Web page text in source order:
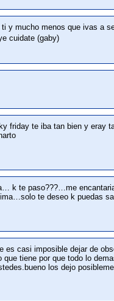
y mucho menos que ivas a
cuidate (gaby)
friday te iba tan bien y eray
k te paso???…me
te deseo k puedas
casi imposible dejar de
tiene por que todo lo
los dejo